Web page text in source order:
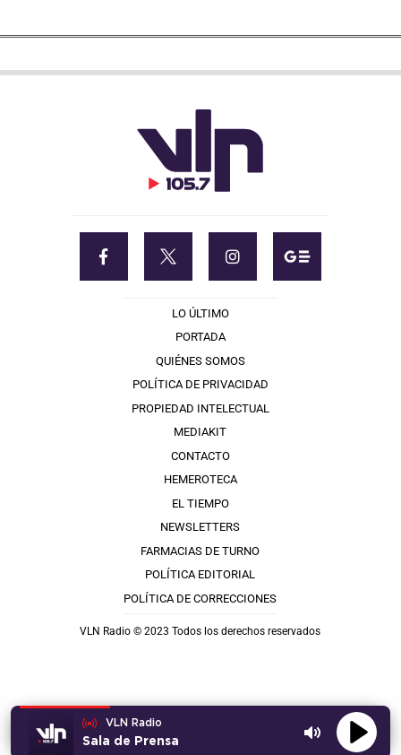
VLN Radio
Sala de Prensa
LO ÚLTIMO
PORTADA
QUIÉNES SOMOS
POLÍTICA DE PRIVACIDAD
PROPIEDAD INTELECTUAL
MEDIAKIT
CONTACTO
HEMEROTECA
EL TIEMPO
NEWSLETTERS
FARMACIAS DE TURNO
POLÍTICA EDITORIAL
POLÍTICA DE CORRECCIONES
VLN Radio © 2023 Todos los derechos reservados